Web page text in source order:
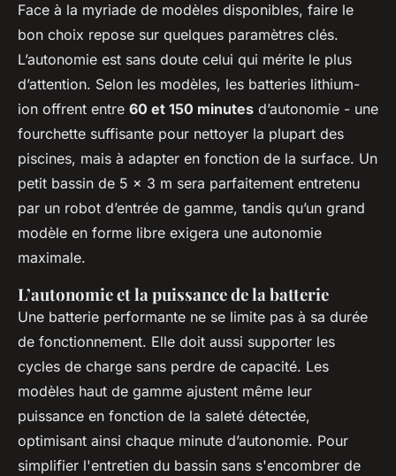
Face à la myriade de modèles disponibles, faire le
bon choix repose sur quelques paramètres clés.
L’autonomie est sans doute celui qui mérite le plus
d’attention. Selon les modèles, les batteries lithium-
ion offrent entre 60 et 150 minutes d’autonomie - une
fourchette suffisante pour nettoyer la plupart des
piscines, mais à adapter en fonction de la surface. Un
petit bassin de 5 x 3 m sera parfaitement entretenu
par un robot d’entrée de gamme, tandis qu’un grand
modèle en forme libre exigera une autonomie
maximale.
L’autonomie et la puissance de la batterie
Une batterie performante ne se limite pas à sa durée
de fonctionnement. Elle doit aussi supporter les
cycles de charge sans perdre de capacité. Les
modèles haut de gamme ajustent même leur
puissance en fonction de la saleté détectée,
optimisant ainsi chaque minute d’autonomie. Pour
simplifier l'entretien du bassin sans s'encombrer de